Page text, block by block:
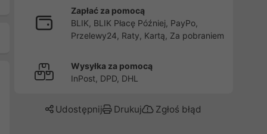
Zapłać za pomocą
BLIK, BLIK Płacę Później, PayPo,
Przelewy24, Raty, Kartą, Za pobraniem
Wysyłka za pomocą
InPost, DPD, DHL
Udostępnij Drukuj Zgłoś błąd